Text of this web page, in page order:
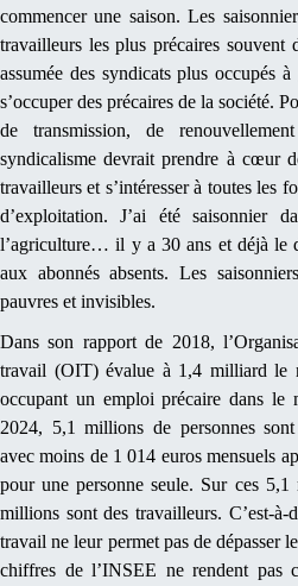
commencer une saison. Les
travailleurs les plus précaires souvent
assumée des syndicats plus occupés
s’occuper des précaires de la société.
de transmission, de
syndicalisme devrait prendre à cœur
travailleurs et s’intéresser à toutes les
d’exploitation. J’ai été saisonnier
l’agriculture… il y a 30 ans et déjà le
aux abonnés absents. Les
pauvres et invisibles.
Dans son rapport de 2018,
travail (OIT) évalue à 1,4 milliard le
occupant un emploi précaire dans le
2024, 5,1 millions de personnes
avec moins de 1 014 euros mensuels
pour une personne seule. Sur ces
millions sont des travailleurs. C’est-
travail ne leur permet pas de dépasser
chiffres de l’INSEE ne rendent pas